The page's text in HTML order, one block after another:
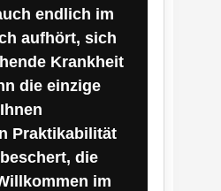
endlich im
aufhört, sich
Krankheit
die einzige
Praktikabilität
die
im